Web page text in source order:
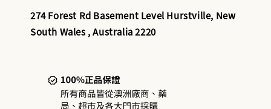
274 Forest Rd Basement Level Hurstville, New
South Wales , Australia 2220